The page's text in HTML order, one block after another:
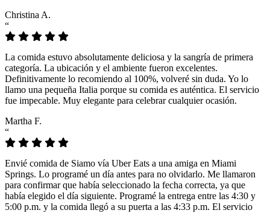
Christina A.
“
La comida estuvo absolutamente deliciosa y la sangría de primera
categoría. La ubicación y el ambiente fueron excelentes.
Definitivamente lo recomiendo al 100%, volveré sin duda. Yo lo
llamo una pequeña Italia porque su comida es auténtica. El servicio
fue impecable. Muy elegante para celebrar cualquier ocasión.
Martha F.
“
Envié comida de Siamo vía Uber Eats a una amiga en Miami
Springs. Lo programé un día antes para no olvidarlo. Me llamaron
para confirmar que había seleccionado la fecha correcta, ya que
había elegido el día siguiente. Programé la entrega entre las 4:30 y
5:00 p.m. y la comida llegó a su puerta a las 4:33 p.m. El servicio